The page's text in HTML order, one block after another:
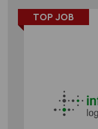
TOP JOB